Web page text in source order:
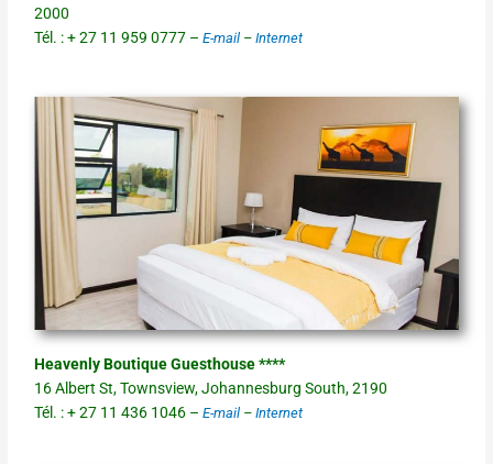
2000
Tél. : + 27 11 959 0777 –E-mail –Internet
Heavenly Boutique Guesthouse ****
16 Albert St, Townsview, Johannesburg South, 2190
Tél. : + 27 11 436 1046 –E-mail –Internet